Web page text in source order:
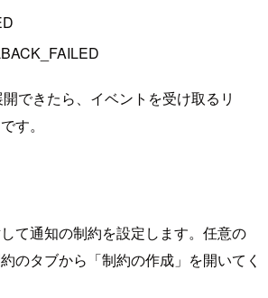
できたら、イベントを受け取るリ
す。
て通知の制約を設定します。任意の
のタブから「制約の作成」を開いてく